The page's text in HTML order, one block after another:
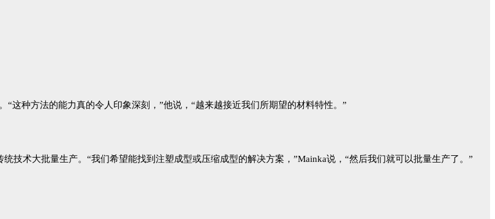
这种方法的能力真的令人印象深刻，”他说，“越来越接近我们所期望的材料特性。”
技术大批量生产。“我们希望能找到注塑成型或压缩成型的解决方案，”Mainka说，“然后我们就可以批量生产了。”